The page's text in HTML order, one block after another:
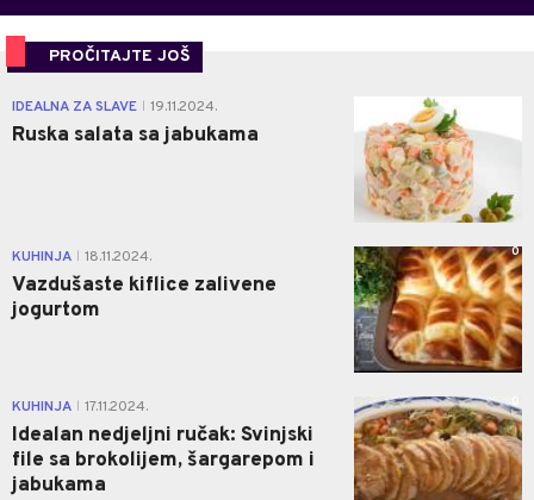
PROČITAJTE JOŠ
IDEALNA ZA SLAVE 19.11.2024.
Ruska salata sa jabukama
KUHINJA 18.11.2024.
Vazdušaste kiflice zalivene
jogurtom
0
KUHINJA 17.11.2024.
Idealan nedjeljni ručak: Svinjski
file sa brokolijem, šargarepom i
jabukama
0